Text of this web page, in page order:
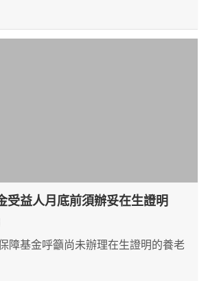
受益人月底前須辦妥在生證明
障基金呼籲尚未辦理在生證明的養老